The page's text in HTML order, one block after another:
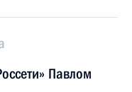
Павлом